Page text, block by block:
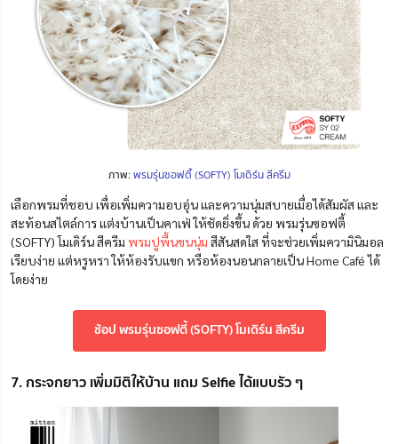
ภาพ:พรมรุ่นซอฟตี้ (SOFTY) โมเดิร์น สีครีม
เลือกพรมที่ชอบ เพื่อเพิ่มความอบอุ่น และความนุ่มสบายเมื่อได้สัมผัส และ
สะท้อนสไตล์การ แต่งบ้านเป็นคาเฟ่ ให้ชัดยิ่งขึ้น ด้วย พรมรุ่นซอฟตี้
(SOFTY) โมเดิร์น สีครีม พรมปูพื้นขนนุ่ม สีสันสดใส ที่จะช่วยเพิ่มความินิมอล
เรียบง่าย แต่หรูหรา ให้ห้องรับแขก หรือห้องนอนกลายเป็น Home Café ได้
โดยง่าย
ช้อป พรมรุ่นซอฟตี้ (SOFTY) โมเดิร์น สีครีม
7. กระจกยาว เพิ่มมิติให้บ้าน แถม Selfie ได้แบบรัว ๆ